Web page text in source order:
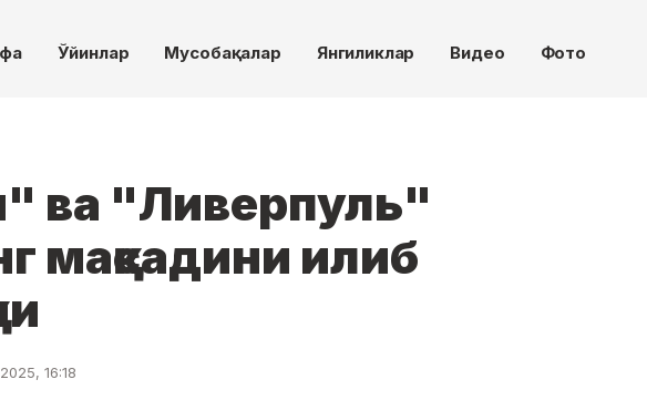
Ўйинлар Мусобақалар Янгиликлар Видео Фото
ва "Ливерпуль"
мақсадини илиб
16:18